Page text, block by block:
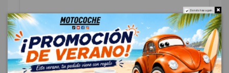
ELEVALUNAS TRASERO IZQUIERDO
9810488580
PEUGEOT 3008 ALLURE PACK
OEM:9810488580
ID:1386704
Do not show again.